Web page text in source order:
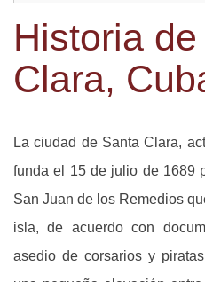
Historia
Clara,
La ciudad de Santa Clara,
funda el 15 de julio de 1689
San Juan de los Remedios
isla, de acuerdo con
asedio de corsarios y